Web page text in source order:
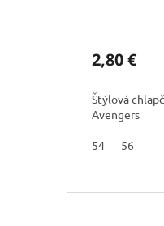
2,80 €
Štýlová
Avengers
54 56